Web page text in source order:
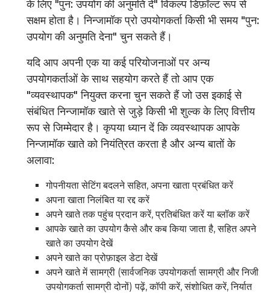
के लिए "पुन: उपयोग की अनुमति दें" विकल्प डिफ़ॉल्ट रूप से
सक्षम होता है। निन्जामॉक प्रो उपयोगकर्ता किसी भी समय "पुन:
उपयोग की अनुमति देना" चुन सकते हैं।
यदि आप अपनी एक या कई परियोजनाओं पर अन्य
उपयोगकर्ताओं के साथ सहयोग करते हैं तो आप एक
"व्यवस्थापक" नियुक्त करना चुन सकते हैं जो उस इकाई से
संबंधित निन्जामॉक खाते से जुड़े किसी भी शुल्क के लिए वित्तीय
रूप से जिम्मेदार है। कृपया ध्यान दें कि व्यवस्थापक आपके
निन्जामॉक खाते को नियंत्रित करता है और अन्य बातों के
अलावा:
गोपनीयता सेटिंग बदलने सहित, अपना खाता प्रबंधित करें
अपना खाता निलंबित या रद्द करें
अपने खाते तक पहुंच प्रदान करें, प्रतिबंधित करें या ब्लॉक करें
आपके खाते का उपयोग कैसे और कब किया जाता है, सहित अपने
खाते का उपयोग देखें
अपने खाते का प्रोफ़ाइल डेटा देखें
अपने खाते में सामग्री (सार्वजनिक उपयोगकर्ता सामग्री और निजी
उपयोगकर्ता सामग्री दोनों) पढ़ें, कॉपी करें, संशोधित करें, निर्यात